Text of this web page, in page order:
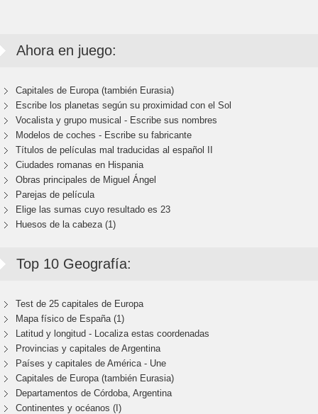
Ahora en juego:
Capitales de Europa (también Eurasia)
Escribe los planetas según su proximidad con el Sol
Vocalista y grupo musical - Escribe sus nombres
Modelos de coches - Escribe su fabricante
Títulos de películas mal traducidas al español II
Ciudades romanas en Hispania
Obras principales de Miguel Ángel
Parejas de película
Elige las sumas cuyo resultado es 23
Huesos de la cabeza (1)
Top 10 Geografía:
Test de 25 capitales de Europa
Mapa físico de España (1)
Latitud y longitud - Localiza estas coordenadas
Provincias y capitales de Argentina
Países y capitales de América - Une
Capitales de Europa (también Eurasia)
Departamentos de Córdoba, Argentina
Continentes y océanos (I)